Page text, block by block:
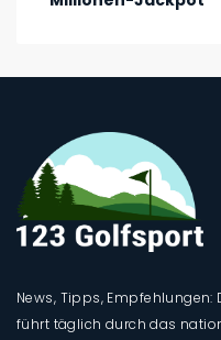
News, Tipps,
führt täglich durch das